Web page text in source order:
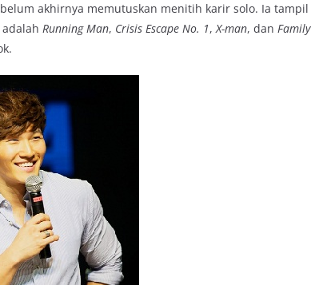
akhirnya memutuskan menitih karir solo. Ia tampil
Running Man, Crisis Escape No. 1,X-man, dan Family